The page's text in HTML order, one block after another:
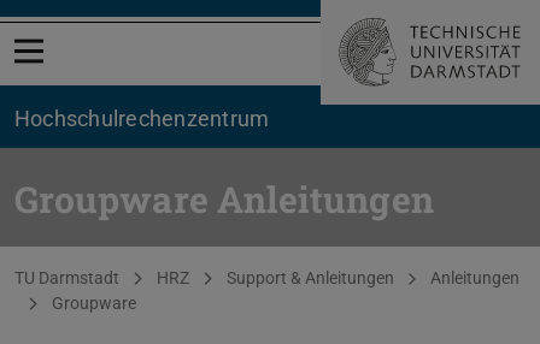
Menü öffnen
Hochschul­rechenzentrum
Groupware Anleitungen
Sie befinden sich hier:
TU Darmstadt HRZ Support & Anleitungen
Anleitungen
Groupware